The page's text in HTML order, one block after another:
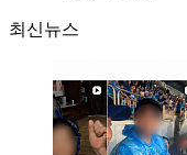
최신뉴스